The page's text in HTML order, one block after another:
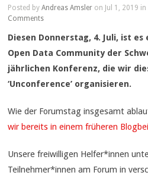
Posted byAndreas Amsler on Jul 1, 2019 in
Comments
Diesen Donnerstag, 4. Juli, ist es
Open Data Community der
jährlichen Konferenz, die wir
‘Unconference’ organisieren.
Wie der Forumstag insgesamt
wir bereits in einem früheren
Unsere freiwilligen Helfer*innen
Teilnehmer*innen am Forum in